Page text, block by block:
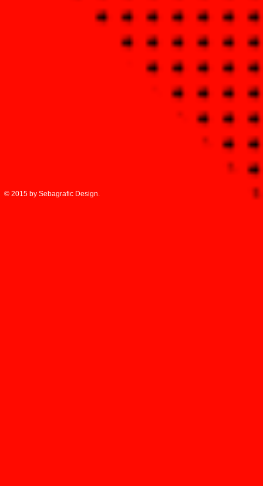
© 2015 by Sebagrafic Design.